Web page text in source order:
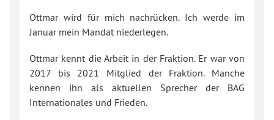
Ottmar wird für mich nachrücken. Ich werde im
Januar mein Mandat niederlegen.
Ottmar kennt die Arbeit in der Fraktion. Er war von
2017 bis 2021 Mitglied der Fraktion. Manche
kennen ihn als aktuellen Sprecher der BAG
Internationales und Frieden.